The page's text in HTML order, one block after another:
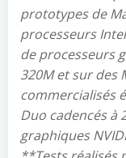
prototypes de
processeurs
de processeurs
320M et sur des
commercialisés
Duo cadencés à
graphiques